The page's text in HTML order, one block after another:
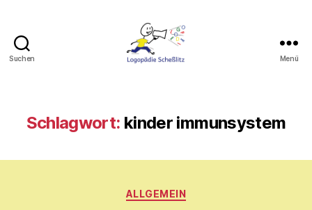
Suchen Menü
Schlagwort: kinder immunsystem
Kategorien
ALLGEMEIN
V